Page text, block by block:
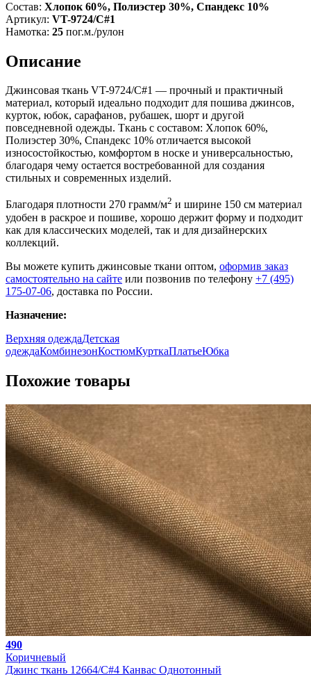
Состав: Хлопок 60%, Полиэстер 30%, Спандекс 10%
Артикул: VT-9724/C#1
Намотка: 25 пог.м./рулон
Описание
Джинсовая ткань VT-9724/C#1 — прочный и практичный
материал, который идеально подходит для пошива джинсов,
курток, юбок, сарафанов, рубашек, шорт и другой
повседневной одежды. Ткань с составом: Хлопок 60%,
Полиэстер 30%, Спандекс 10% отличается высокой
износостойкостью, комфортом в носке и универсальностью,
благодаря чему остается востребованной для создания
стильных и современных изделий.
Благодаря плотности 270 грамм/м2 и ширине 150 см материал
удобен в раскрое и пошиве, хорошо держит форму и подходит
как для классических моделей, так и для дизайнерских
коллекций.
Вы можете купить джинсовые ткани оптом, оформив заказ
самостоятельно на сайте или позвонив по телефону +7 (495)
175-07-06, доставка по России.
Назначение:
Верхняя одеждаДетская
одеждаКомбинезонКостюмКурткаПлатьеЮбка
Похожие товары
490
Коричневый
Джинс ткань 12664/C#4 Канвас Однотонный